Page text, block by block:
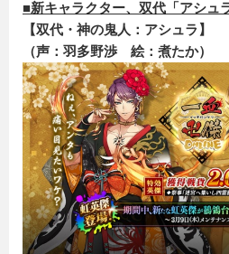
■新キャラクター、双代「アシュ
【双代・神の鬼人：アシュラ】
（声：羽多野渉 絵：煮たか）